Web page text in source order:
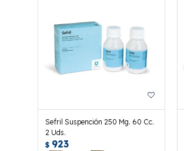
Sefril Suspención 250 Mg. 60 Cc.
2 Uds.
$ 923